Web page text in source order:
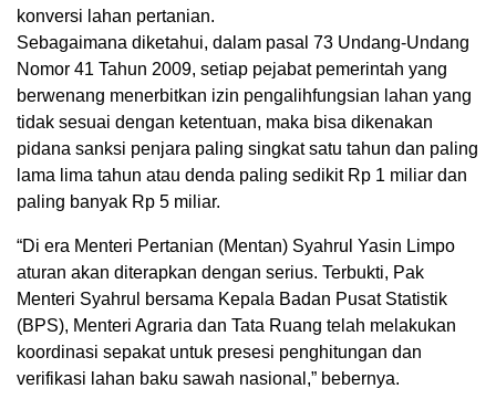
konversi lahan pertanian.
Sebagaimana diketahui, dalam pasal 73 Undang-Undang
Nomor 41 Tahun 2009, setiap pejabat pemerintah yang
berwenang menerbitkan izin pengalihfungsian lahan yang
tidak sesuai dengan ketentuan, maka bisa dikenakan
pidana sanksi penjara paling singkat satu tahun dan paling
lama lima tahun atau denda paling sedikit Rp 1 miliar dan
paling banyak Rp 5 miliar.
“Di era Menteri Pertanian (Mentan) Syahrul Yasin Limpo
aturan akan diterapkan dengan serius. Terbukti, Pak
Menteri Syahrul bersama Kepala Badan Pusat Statistik
(BPS), Menteri Agraria dan Tata Ruang telah melakukan
koordinasi sepakat untuk presesi penghitungan dan
verifikasi lahan baku sawah nasional,” bebernya.